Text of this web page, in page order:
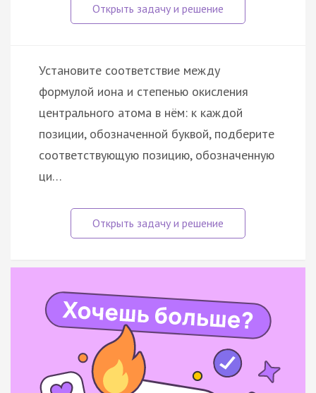
Установите соответствие между
формулой иона и степенью окисления
центрального атома в нём: к каждой
позиции, обозначенной буквой, подберите
соответствующую позицию, обозначенную
ци…